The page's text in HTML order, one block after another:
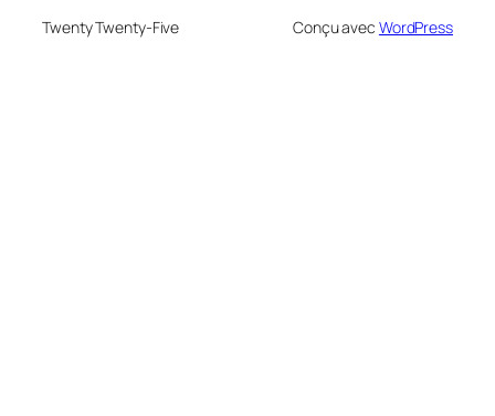
Twenty Twenty-Five Conçu avec WordPress